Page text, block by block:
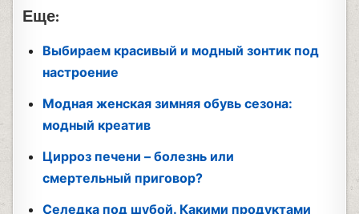
Еще:
Выбираем красивый и модный зонтик под
настроение
Модная женская зимняя обувь сезона:
модный креатив
Цирроз печени – болезнь или
смертельный приговор?
Селедка под шубой. Какими продуктами